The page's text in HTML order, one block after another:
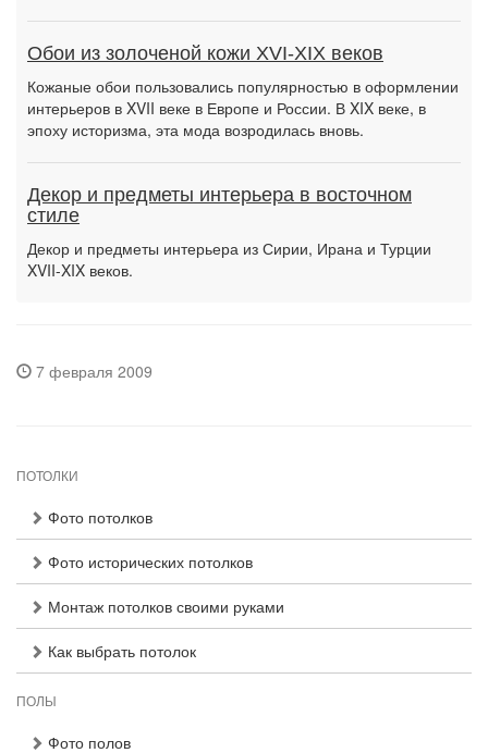
Обои из золоченой кожи XVI-XIX веков
Кожаные обои пользовались популярностью в оформлении
интерьеров в XVII веке в Европе и России. В XIX веке, в
эпоху историзма, эта мода возродилась вновь.
Декор и предметы интерьера в восточном
стиле
Декор и предметы интерьера из Сирии, Ирана и Турции
XVII-XIX веков.
7 февраля 2009
ПОТОЛКИ
Фото потолков
Фото исторических потолков
Монтаж потолков своими руками
Как выбрать потолок
ПОЛЫ
Фото полов